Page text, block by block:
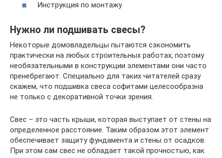
Инструкция по монтажу
Нужно ли подшивать свесы?
Некоторые домовладельцы пытаются сэкономить
практически на любых строительных работах, поэтому
необязательными в конструкции элементами они часто
пренебрегают. Специально для таких читателей сразу
скажем, что подшивка свеса софитами целесообразна
не только с декоративной точки зрения.
Свес – это часть крыши, которая выступает от стены на
определенное расстояние. Таким образом этот элемент
обеспечивает защиту фундамента и стены от осадков.
При этом сам свес не обладает такой прочностью, как